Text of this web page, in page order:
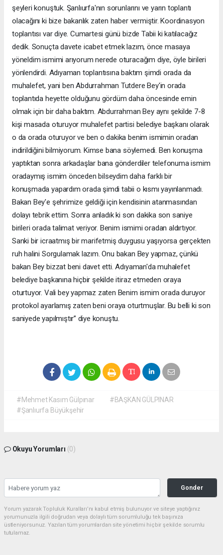
şeyleri konuştuk. Şanlıurfa'nın sorunlarını ve yarın toplantı
olacağını ki bize bakanlık zaten haber vermiştir. Koordinasyon
toplantısı var diye. Cumartesi günü bizde Tabii ki katılacağız
dedik. Sonuçta davete icabet etmek lazım, önce masaya
yöneldim ismimi arıyorum nerede oturacağım diye, öyle birileri
yönlendirdi. Adıyaman toplantısına baktım şimdi orada da
muhalefet, yani ben Abdurrahman Tutdere Bey'in orada
toplantıda heyette olduğunu gördüm daha öncesinde emin
olmak için bir daha baktım. Abdurrahman Bey aynı şekilde 7-8
kişi masada oturuyor muhalefet partisi belediye başkanı olarak
o da orada oturuyor ve ben o dakika benim ismimin oradan
indirildiğini bilmiyorum. Kimse bana söylemedi. Ben konuşma
yaptıktan sonra arkadaşlar bana gönderdiler telefonuma ismim
oradaymış ismim önceden bilseydim daha farklı bir
konuşmada yapardım orada şimdi tabii o kısmı yayınlanmadı.
Bakan Bey'e şehrimize geldiği için kendisinin atanmasından
dolayı tebrik ettim. Sonra anladık ki son dakika son saniye
birileri orada talimat veriyor. Benim ismimi oradan aldırtıyor.
Sanki bir icraatmış bir marifetmiş duygusu yaşıyorsa gerçekten
ruh halini Sorgulamak lazım. Onu bakan Bey yapmaz, çünkü
bakan Bey bizzat beni davet etti. Adıyaman'da muhalefet
belediye başkanına hiçbir şekilde itiraz etmeden oraya
oturtuyor. Vali bey yapmaz zaten Benim ismim orada duruyor
protokol ayarlamış zaten beni oraya oturtmuşlar. Bu belli ki son
saniyede yapılmıştır’’ diye konuştu.
#Mehmet Kasım Gülpınar
#BAŞKAN GÜLPINAR
#Şanlıurfa Büyükşehir
Okuyu Yorumları (0)
Gonder
Yorum yazarak Topluluk Kuralları’nı kabul etmiş bulunuyor ve siteye yaptığınız
yorumunuzla ilgili doğrudan veya dolaylı tüm sorumluluğu tek başınıza
üstleniyorsunuz. Yazılan tüm yorumlardan site yönetimi hiçbir şekilde sorumlu
tutulamaz.